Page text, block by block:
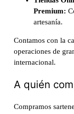
Premium:
artesanía.
Contamos con la
operaciones de
internacional.
A quién
Compramos